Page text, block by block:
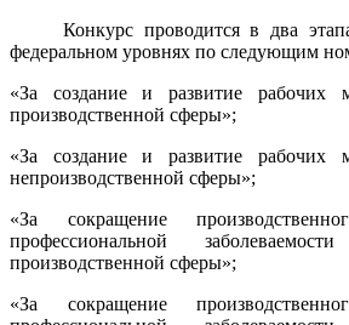
Конкурс проводится в два
федеральном уровнях по следующим
«За создание и развитие рабочих
производственной сферы»;
«За создание и развитие рабочих
непроизводственной сферы»;
«За сокращение
профессиональной
производственной сферы»;
«За сокращение